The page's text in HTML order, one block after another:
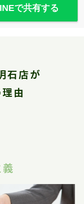
で共有する
石店が
由